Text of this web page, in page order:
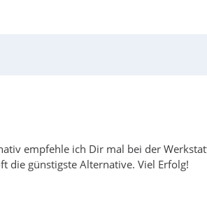
empfehle ich Dir mal bei der
die günstigste Alternative. Viel Erfolg!